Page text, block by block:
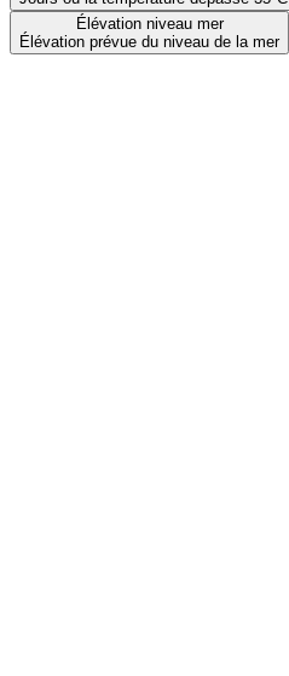
Élévation niveau mer
Élévation prévue du niveau de la mer